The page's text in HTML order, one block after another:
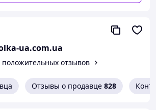
из высококачественного и
обеспечивающего долговечность
надежно удерживаться даже при
ua.com.ua
положительных отзывов
Отзывы о продавце 828